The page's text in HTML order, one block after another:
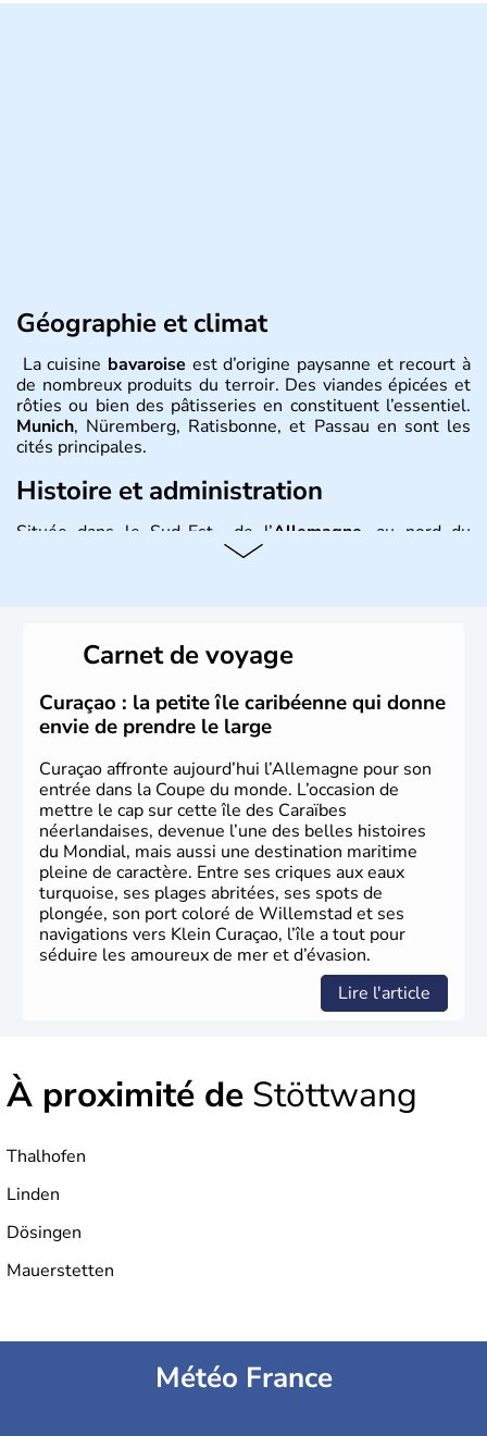
Géographie et climat
La cuisine bavaroise est d’origine paysanne et recourt à
de nombreux produits du terroir. Des viandes épicées et
rôties ou bien des pâtisseries en constituent l’essentiel.
Munich, Nüremberg, Ratisbonne, et Passau en sont les
cités principales.
Histoire et administration
Située dans le Sud-Est de l’Allemagne , au nord du
fait partie des seize
conservateur.Carnet de voyage
Curaçao : la petite île caribéenne qui donne
envie de prendre le large
Curaçao affronte aujourd’hui l’Allemagne pour son
entrée dans la Coupe du monde. L’occasion de
mettre le cap sur cette île des Caraïbes
néerlandaises, devenue l’une des belles histoires
du Mondial, mais aussi une destination maritime
pleine de caractère. Entre ses criques aux eaux
turquoise, ses plages abritées, ses spots de
plongée, son port coloré de Willemstad et ses
navigations vers Klein Curaçao, l’île a tout pour
séduire les amoureux de mer et d’évasion.
Lire l'article
À proximité de Stöttwang
Thalhofen
Linden
Dösingen
Mauerstetten
Météo France